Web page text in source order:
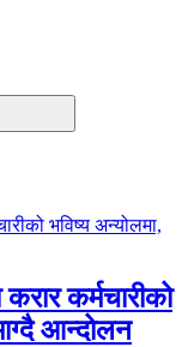
कर्मचारीको
आन्दोलन